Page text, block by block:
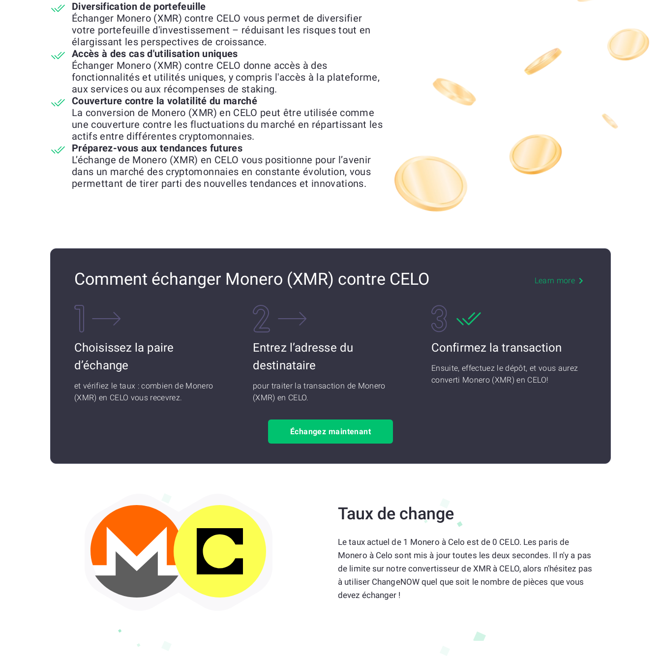
Diversification de portefeuille
Échanger Monero (XMR) contre CELO vous permet de diversifier
votre portefeuille d'investissement – réduisant les risques tout en
élargissant les perspectives de croissance.
Accès à des cas d'utilisation uniques
Échanger Monero (XMR) contre CELO donne accès à des
fonctionnalités et utilités uniques, y compris l'accès à la plateforme,
aux services ou aux récompenses de staking.
Couverture contre la volatilité du marché
La conversion de Monero (XMR) en CELO peut être utilisée comme
une couverture contre les fluctuations du marché en répartissant les
actifs entre différentes cryptomonnaies.
Préparez-vous aux tendances futures
L’échange de Monero (XMR) en CELO vous positionne pour l’avenir
dans un marché des cryptomonnaies en constante évolution, vous
permettant de tirer parti des nouvelles tendances et innovations.
Comment échanger Monero (XMR) contre CELO Learn more
Choisissez la paire
d’échange
et vérifiez le taux : combien de Monero
(XMR) en CELO vous recevrez.
Entrez l’adresse du
destinataire
pour traiter la transaction de Monero
(XMR) en CELO.
Confirmez la transaction
Ensuite, effectuez le dépôt, et vous aurez
converti Monero (XMR) en CELO!
Échangez maintenant
Taux de change
Le taux actuel de 1 Monero à Celo est de 0 CELO. Les paris de
Monero à Celo sont mis à jour toutes les deux secondes. Il n'y a pas
de limite sur notre convertisseur de XMR à CELO, alors n'hésitez pas
à utiliser ChangeNOW quel que soit le nombre de pièces que vous
devez échanger !